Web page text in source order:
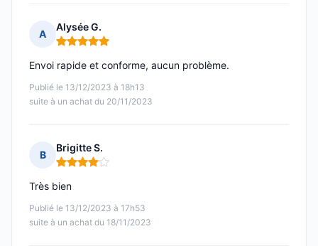
A
Alysée G.
Note : 5 sur 5
Publié le 13/12/2023 à 18h13
suite à un achat du 20/11/2023
Envoi rapide et conforme, aucun problème.
B
Brigitte S.
Note : 4 sur 5
Publié le 13/12/2023 à 17h53
suite à un achat du 18/11/2023
Très bien